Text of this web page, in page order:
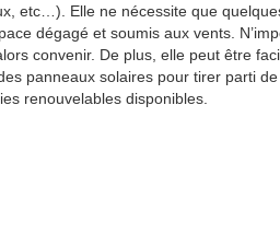
etc…). Elle ne nécessite que
dégagé et soumis aux vents.
convenir. De plus, elle peut être
panneaux solaires pour tirer parti de
renouvelables disponibles.